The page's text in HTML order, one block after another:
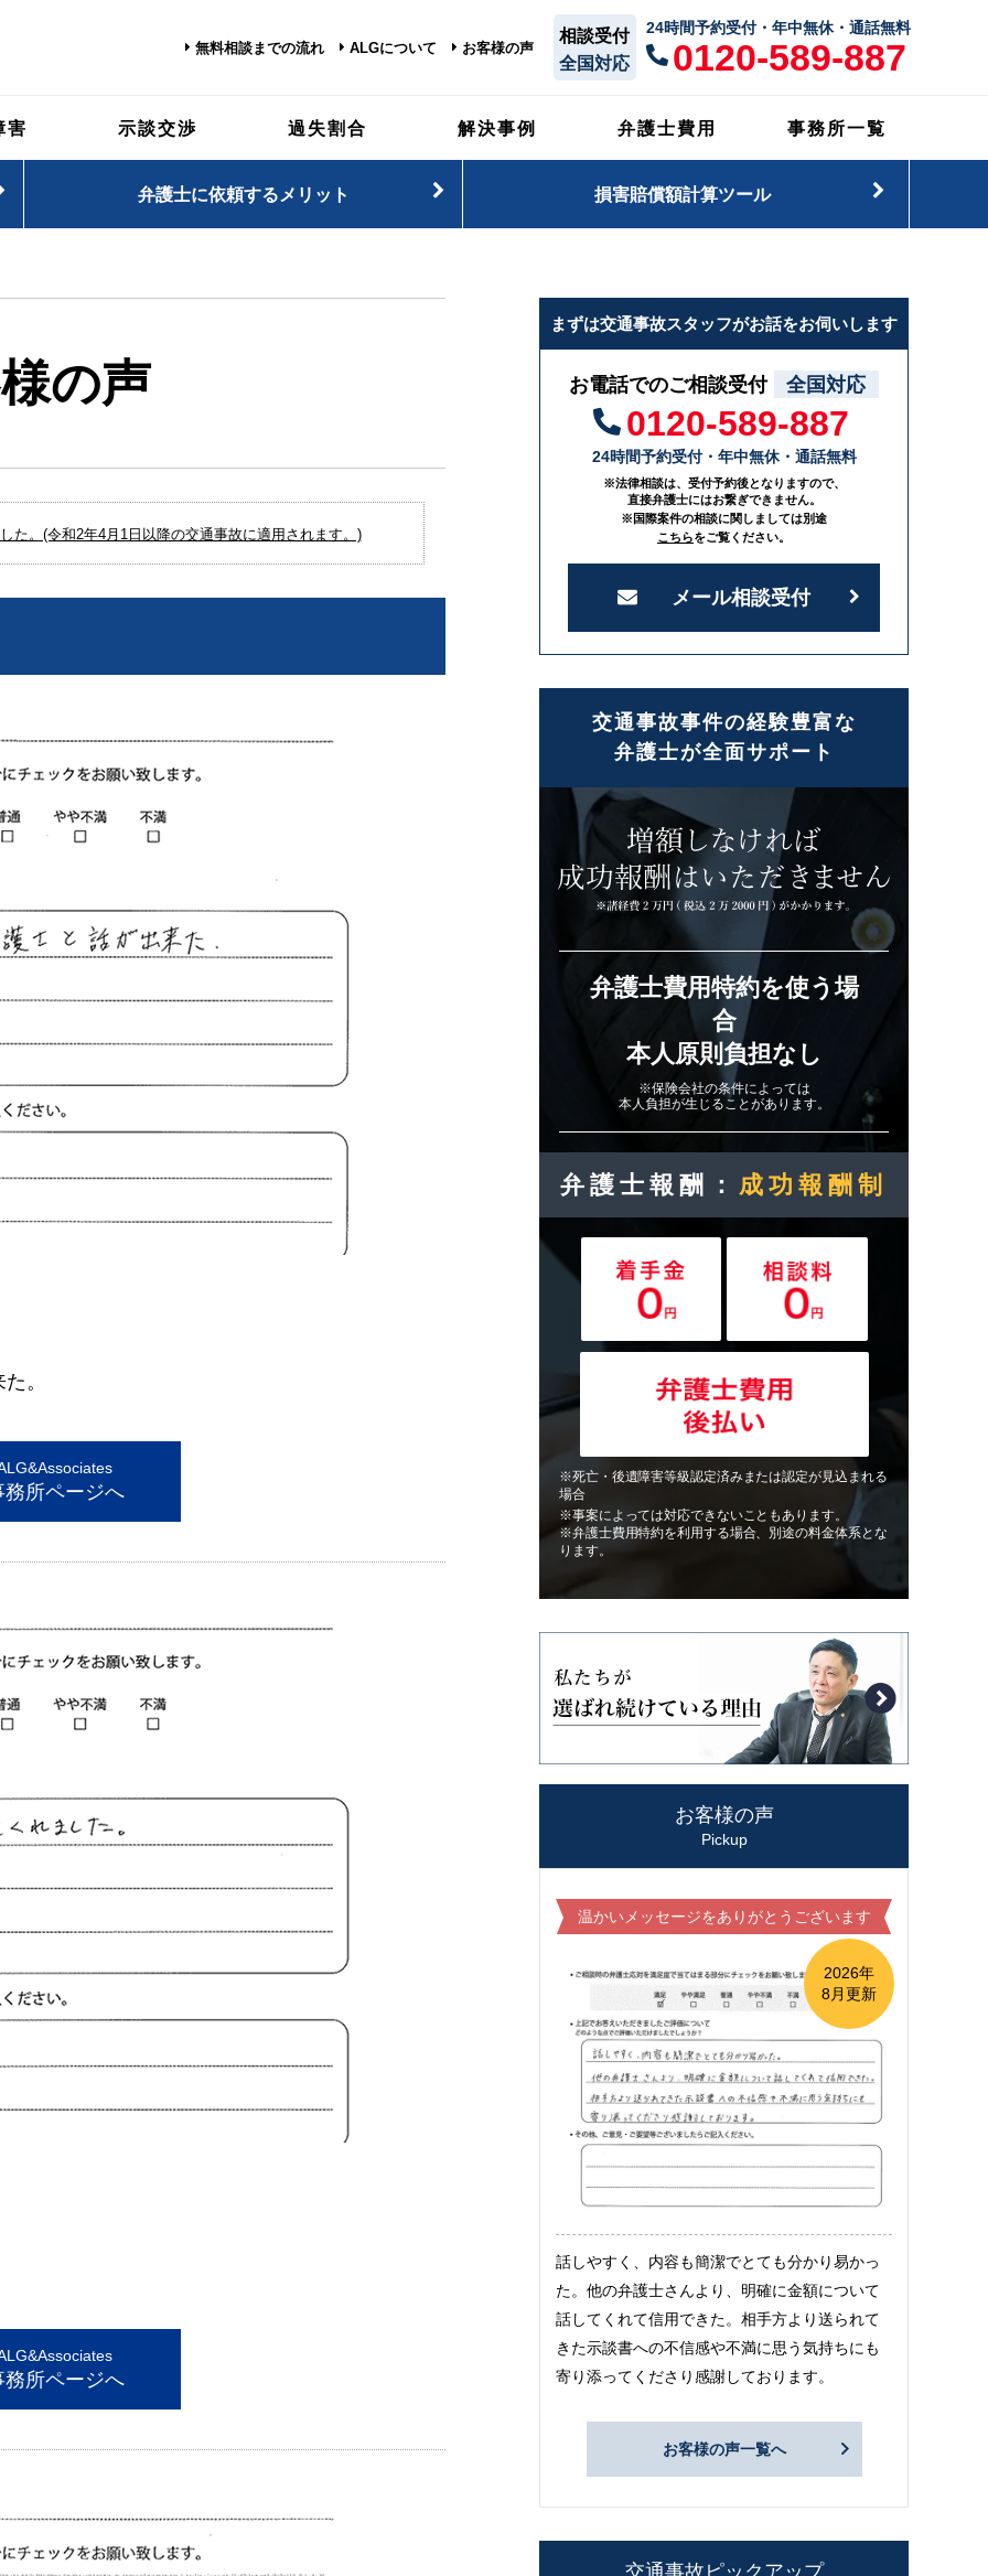
無料相談までの流れ ALGについて お客様の声
相談受付
全国対応
24時間予約受付・年中無休・通話無料
0120-589-887
害 示談交渉 過失割合 解決事例 弁護士費用 事務所一覧
弁護士に依頼するメリット 損害賠償額計算ツール
の声
た。(令和2年4月1日以降の交通事故に適用されます。)
。
所ページへ
所ページへ
まずは交通事故スタッフがお話をお伺いします
お電話でのご相談受付 全国対応
0120-589-887
24時間予約受付・年中無休・通話無料
※法律相談は、受付予約後となりますので、
直接弁護士にはお繋ぎできません。
※国際案件の相談に関しましては別途
こちらをご覧ください。
メール相談受付
交通事故事件の経験豊富な
弁護士が全面サポート
弁護士費用特約を使う場
合
本人原則負担なし
※保険会社の条件によっては
本人負担が生じることがあります。
弁護士報酬： 成功報酬制
※死亡・後遺障害等級認定済みまたは認定が見込まれる
場合
※事案によっては対応できないこともあります。
※弁護士費用特約を利用する場合、別途の料金体系とな
ります。
お客様の声
Pickup
温かいメッセージをありがとうございます
2026年
8月更新
話しやすく、内容も簡潔でとても分かり易かっ
た。他の弁護士さんより、明確に金額について
話してくれて信用できた。相手方より送られて
きた示談書への不信感や不満に思う気持ちにも
寄り添ってくださり感謝しております。
お客様の声一覧へ
交通事故ピックアップ